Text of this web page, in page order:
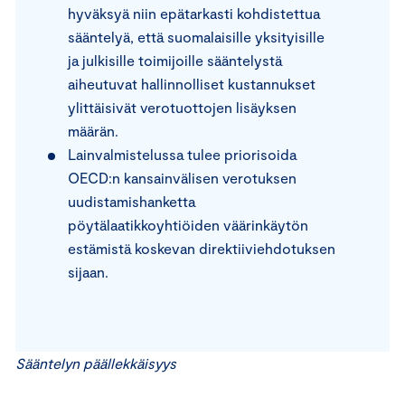
hyväksyä niin epätarkasti kohdistettua
sääntelyä, että suomalaisille yksityisille
ja julkisille toimijoille sääntelystä
aiheutuvat hallinnolliset kustannukset
ylittäisivät verotuottojen lisäyksen
määrän.
Lainvalmistelussa tulee priorisoida
OECD:n kansainvälisen verotuksen
uudistamishanketta
pöytälaatikkoyhtiöiden väärinkäytön
estämistä koskevan direktiiviehdotuksen
sijaan.
Sääntelyn päällekkäisyys